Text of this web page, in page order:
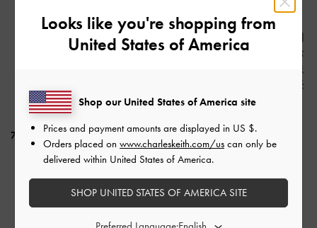
当サイトでは現在、配送時の「置き配」サービスはご利用
いただけません。配送時は、必ずご在宅のうえで商品をお
受け取りください。置き配をご希望された場合でも、配送
トラブル（紛失・盗難・破損等）について、当社では責任
を負いかねます。
7条 返品および返金
※詳細については、当サイト上の「返品について
みください。
適用範囲
Looks like you're shopping from
United States of America
Shop our United States of America site
Prices and payment amounts are displayed in US $.
Orders placed on www.charleskeith.com/us can only be
delivered within United States of America.
SHOP UNITED STATES OF AMERICA SITE